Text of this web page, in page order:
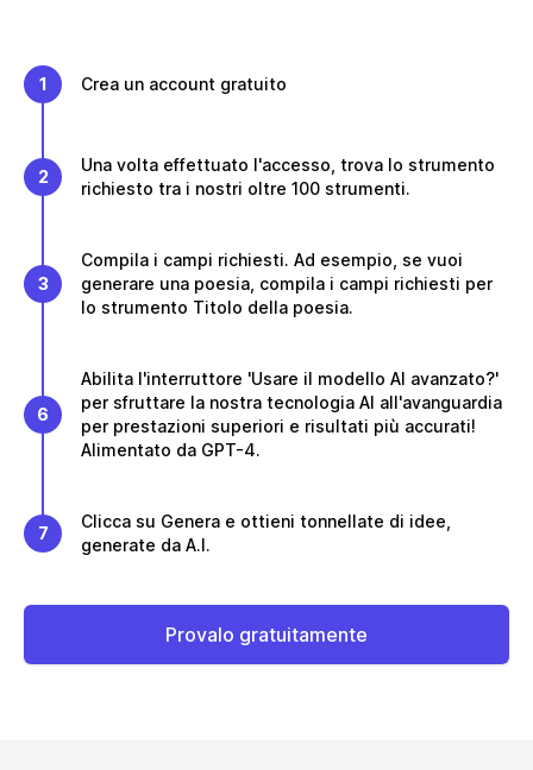
1 Crea un account gratuito
2
Una volta effettuato l'accesso, trova lo strumento
richiesto tra i nostri oltre 100 strumenti.
3
Compila i campi richiesti. Ad esempio, se vuoi
generare una poesia, compila i campi richiesti per
lo strumento Titolo della poesia.
6
Abilita l'interruttore 'Usare il modello AI avanzato?'
per sfruttare la nostra tecnologia AI all'avanguardia
per prestazioni superiori e risultati più accurati!
Alimentato da GPT-4.
7
Clicca su Genera e ottieni tonnellate di idee,
generate da A.I.
Provalo gratuitamente